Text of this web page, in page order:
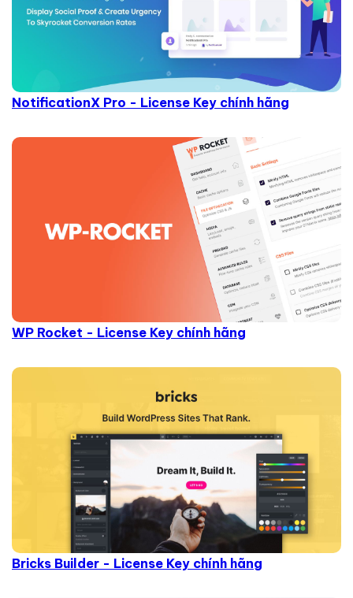
NotificationX Pro - License Key chính hãng
WP Rocket - License Key chính hãng
Bricks Builder - License Key chính hãng